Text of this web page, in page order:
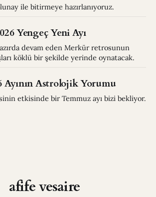
ile bitirmeye hazırlanıyoruz.
Yengeç Yeni Ayı
devam eden Merkür retrosunun
köklü bir şekilde yerinde oynatacak.
Ayının Astrolojik Yorumu
etkisinde bir Temmuz ayı bizi bekliyor.
afife vesaire